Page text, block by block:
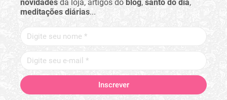
novidades da loja, artigos do blog, santo do dia,
meditações diárias...